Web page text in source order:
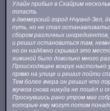
Улайн прибыл в Скайрим
попасть
в двемерский город Нчуанд-Зел,
путь, но не стал
сбором различных
и решил остановиться там,
но он надёжно скрывал это
хижиной было довольно много
Происходящее вокруг
прямо на улице и решил пойти
Тем более вчера он решил что
жучков снова никуда не пошёл и
Проснувшись рано утром маг
которые ему могут потом